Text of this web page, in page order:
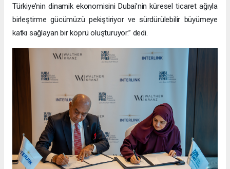
Türkiye’nin dinamik ekonomisini Dubai’nin küresel ticaret ağıyla
birleştirme gücümüzü pekiştiriyor ve sürdürülebilir büyümeye
katkı sağlayan bir köprü oluşturuyor.” dedi.